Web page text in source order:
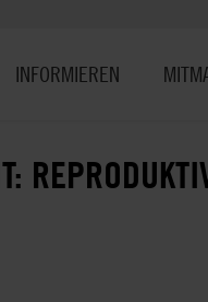
INFORMIEREN